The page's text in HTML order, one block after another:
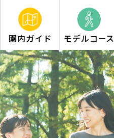
園内ガイド モデルコース